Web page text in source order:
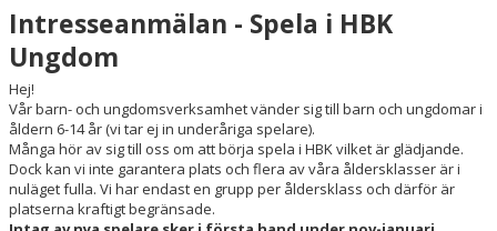
HEM
NYHETER
OM KLUBBEN
KONTAKT
KALENDER
Intresseanmälan - Spela i HBK
Ungdom
Hej!
Vår barn- och ungdomsverksamhet vänder sig till barn och ungdomar i
åldern 6-14 år (vi tar ej in underåriga spelare).
Många hör av sig till oss om att börja spela i HBK vilket är glädjande.
Dock kan vi inte garantera plats och flera av våra åldersklasser är i
nuläget fulla. Vi har endast en grupp per åldersklass och därför är
platserna kraftigt begränsade.